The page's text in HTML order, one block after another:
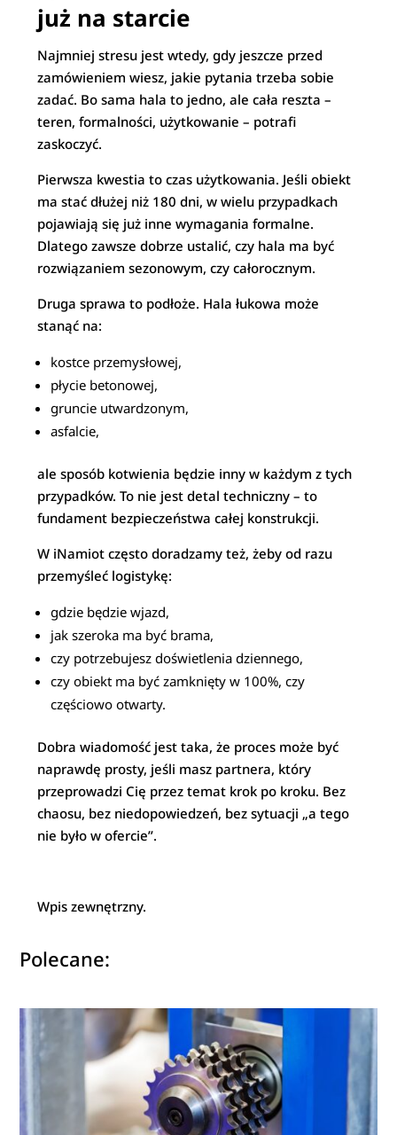
już na starcie
Najmniej stresu jest wtedy, gdy jeszcze przed
zamówieniem wiesz, jakie pytania trzeba sobie
zadać. Bo sama hala to jedno, ale cała reszta –
teren, formalności, użytkowanie – potrafi
zaskoczyć.
Pierwsza kwestia to czas użytkowania. Jeśli obiekt
ma stać dłużej niż 180 dni, w wielu przypadkach
pojawiają się już inne wymagania formalne.
Dlatego zawsze dobrze ustalić, czy hala ma być
rozwiązaniem sezonowym, czy całorocznym.
Druga sprawa to podłoże. Hala łukowa może
stanąć na:
kostce przemysłowej,
płycie betonowej,
gruncie utwardzonym,
asfalcie,
ale sposób kotwienia będzie inny w każdym z tych
przypadków. To nie jest detal techniczny – to
fundament bezpieczeństwa całej konstrukcji.
W iNamiot często doradzamy też, żeby od razu
przemyśleć logistykę:
gdzie będzie wjazd,
jak szeroka ma być brama,
czy potrzebujesz doświetlenia dziennego,
czy obiekt ma być zamknięty w 100%, czy
częściowo otwarty.
Dobra wiadomość jest taka, że proces może być
naprawdę prosty, jeśli masz partnera, który
przeprowadzi Cię przez temat krok po kroku. Bez
chaosu, bez niedopowiedzeń, bez sytuacji „a tego
nie było w ofercie”.
Wpis zewnętrzny.
Polecane: